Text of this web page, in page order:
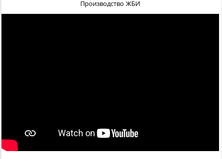
Производство ЖБИ